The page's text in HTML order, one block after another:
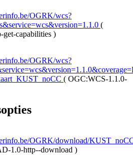
OGRK/wcs?
(
capabilities )
OGRK/wcs?
( OGC:WCS-1.1.0-
OGRK/download/
1.0-http--download )